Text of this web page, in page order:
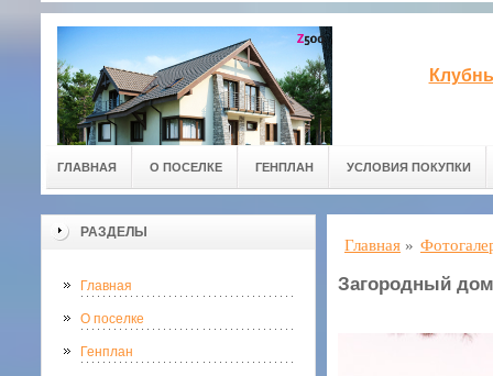
ГЛАВНАЯ О ПОСЕЛКЕ ГЕНПЛАН УСЛОВИЯ ПОКУПКИ
РАЗДЕЛЫ
Главная
О поселке
Генплан
Главная »
Загородный